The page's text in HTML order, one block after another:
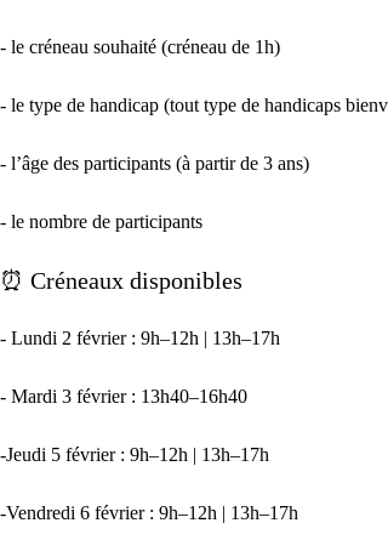
- le créneau souhaité (créneau de 1h)
- le type de handicap (tout type de handicaps
- l’âge des participants (à partir de 3 ans)
- le nombre de participants
⏰ Créneaux disponibles
- Lundi 2 février : 9h–12h | 13h–17h
- Mardi 3 février : 13h40–16h40
-Jeudi 5 février : 9h–12h | 13h–17h
-Vendredi 6 février : 9h–12h | 13h–17h